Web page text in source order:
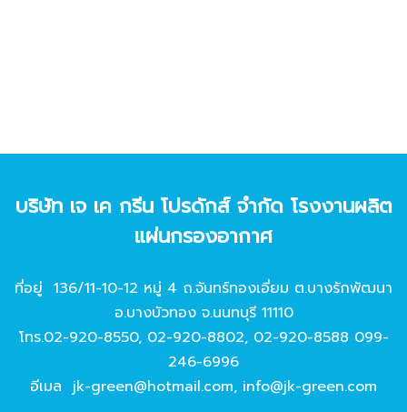
บริษัท เจ เค กรีน โปรดักส์ จํากัด โรงงานผลิต
แผ่นกรองอากาศ
ที่อยู่ 136/11-10-12 หมู่ 4 ถ.จันทร์ทองเอี่ยม ต.บางรักพัฒนา
อ.บางบัวทอง จ.นนทบุรี 11110
โทร.02-920-8550, 02-920-8802, 02-920-8588 099-
246-6996
อีเมล jk-green@hotmail.com, info@jk-green.com